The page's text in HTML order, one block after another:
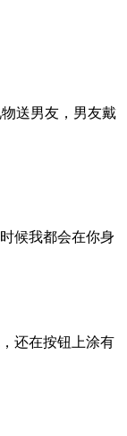
送男友，男友戴
候我都会在你身
还在按钮上涂有